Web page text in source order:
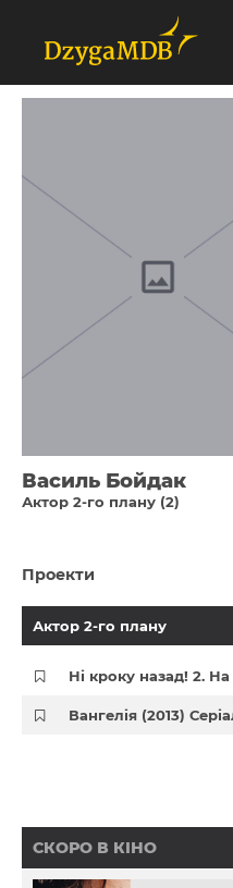
Василь Бойдак
Актор 2-го плану (2)
Проекти
Актор 2-го плану
Ні кроку назад! 2. На
Вангелія (2013)
СКОРО В КІНО